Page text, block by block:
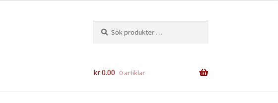
efter:
kr0.00 0 artiklar